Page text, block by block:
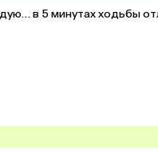
в 5 минутах ходьбы